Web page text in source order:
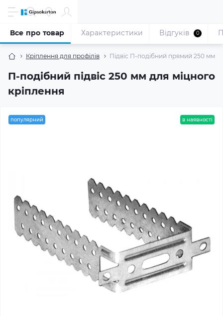
Кріплення для профілів Підвіс П-подібний прямий 250 мм (1
П-подібний підвіс 250 мм для міцного
кріплення
Все про товар Характеристики Відгуків 0
популярний в наявності